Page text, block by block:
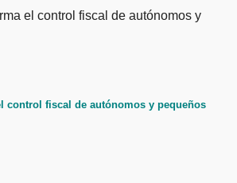
control fiscal de autónomos y pequeños